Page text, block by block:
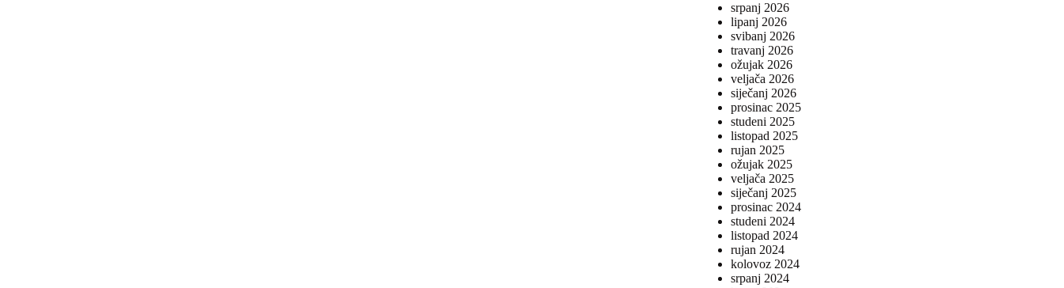
srpanj 2026
lipanj 2026
svibanj 2026
travanj 2026
ožujak 2026
veljača 2026
siječanj 2026
prosinac 2025
studeni 2025
listopad 2025
rujan 2025
ožujak 2025
veljača 2025
siječanj 2025
prosinac 2024
studeni 2024
listopad 2024
rujan 2024
kolovoz 2024
srpanj 2024